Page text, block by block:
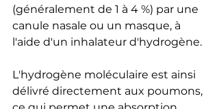
(généralement de 1 à 4 %) par une
canule nasale ou un masque, à
l'aide d'un inhalateur d'hydrogène.
L'hydrogène moléculaire est ainsi
délivré directement aux poumons,